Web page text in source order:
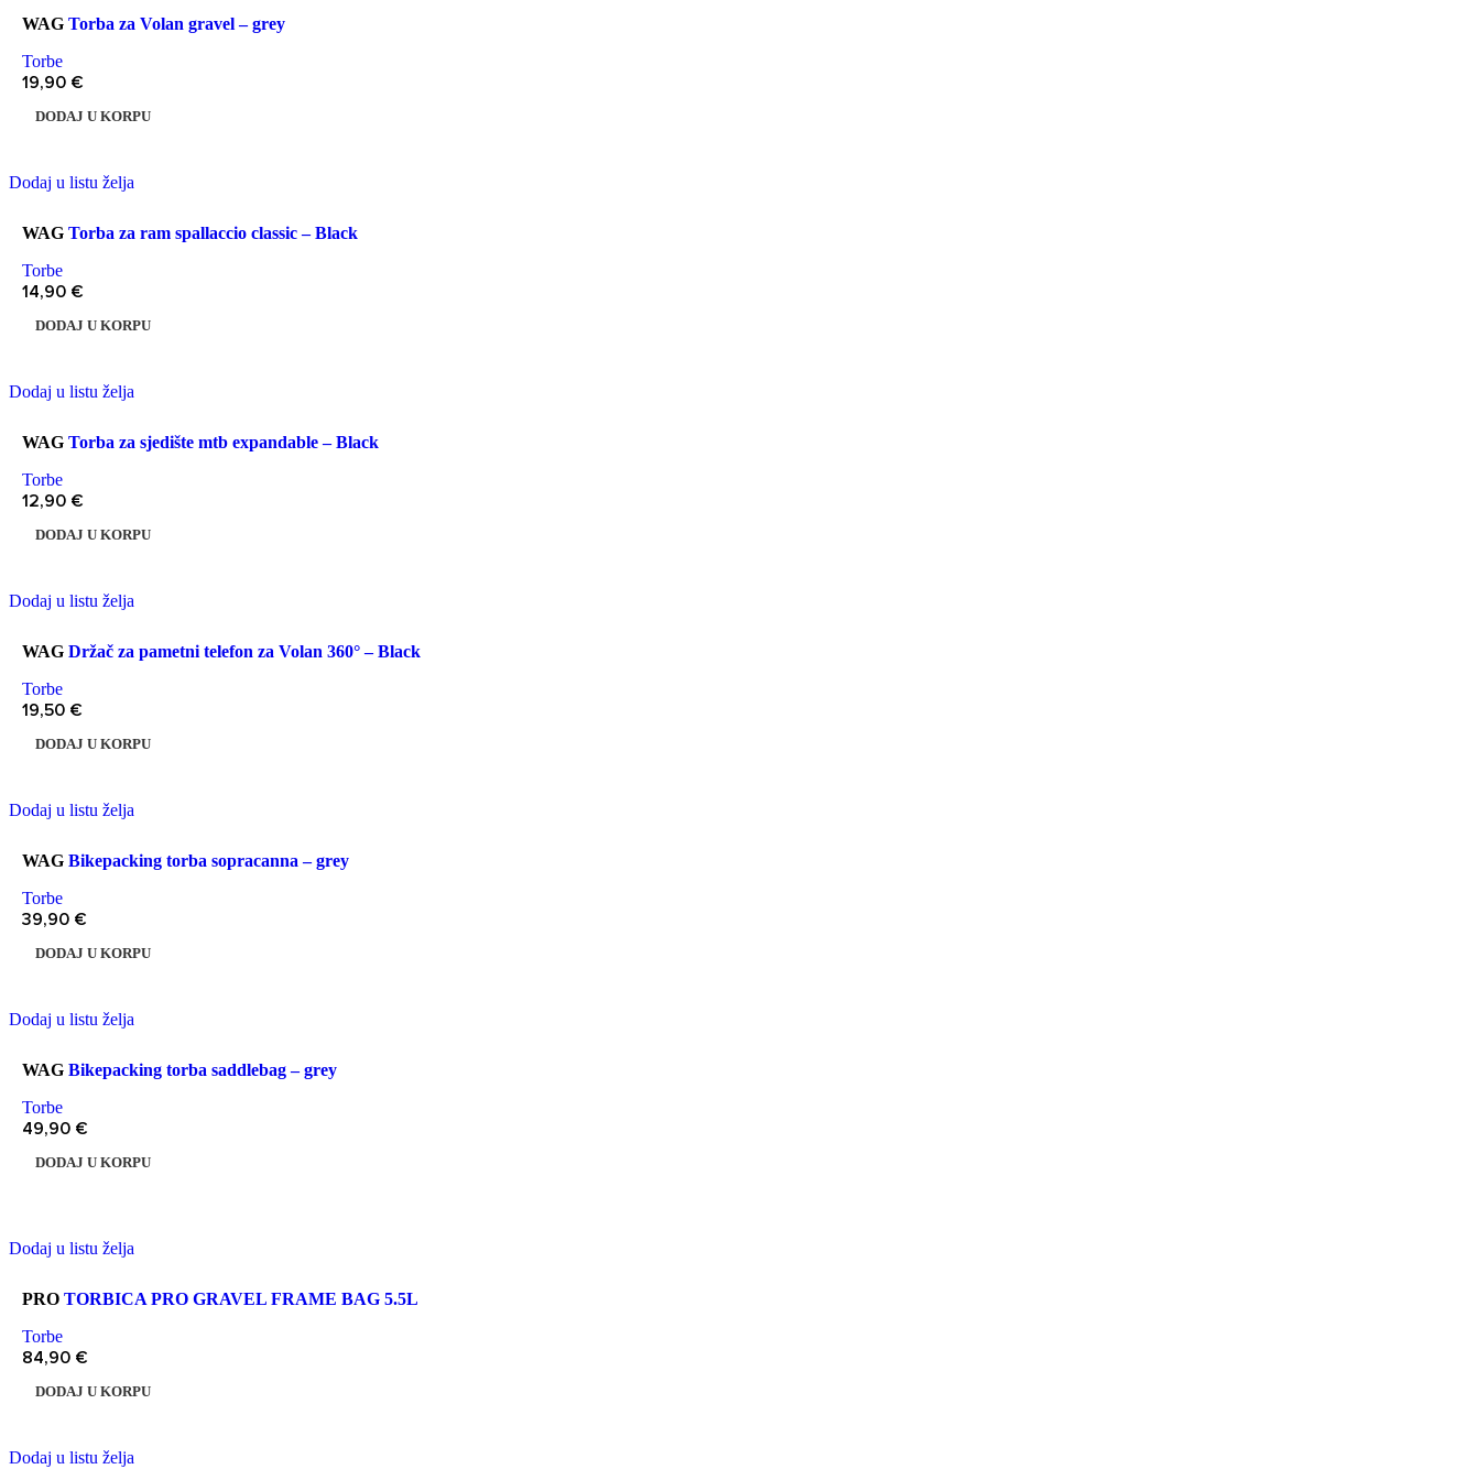
WAG Torba za Volan gravel – grey
Torbe
19,90 €
DODAJ U KORPU
Dodaj u listu želja
WAG Torba za ram spallaccio classic – Black
Torbe
14,90 €
DODAJ U KORPU
Dodaj u listu želja
WAG Torba za sjedište mtb expandable – Black
Torbe
12,90 €
DODAJ U KORPU
Dodaj u listu želja
WAG Držač za pametni telefon za Volan 360° – Black
Torbe
19,50 €
DODAJ U KORPU
Dodaj u listu želja
WAG Bikepacking torba sopracanna – grey
Torbe
39,90 €
DODAJ U KORPU
Dodaj u listu želja
WAG Bikepacking torba saddlebag – grey
Torbe
49,90 €
DODAJ U KORPU
Dodaj u listu želja
PRO TORBICA PRO GRAVEL FRAME BAG 5.5L
Torbe
84,90 €
DODAJ U KORPU
Dodaj u listu želja